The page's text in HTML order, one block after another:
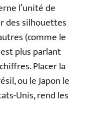
l’unité de
des silhouettes
(comme le
plus parlant
Placer la
ou le Japon le
Unis, rend les